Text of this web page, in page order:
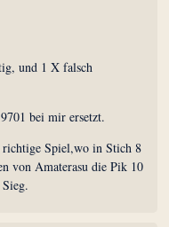
und 1 X falsch
bei mir ersetzt.
richtige Spiel,wo in Stich 8
von Amaterasu die Pik 10